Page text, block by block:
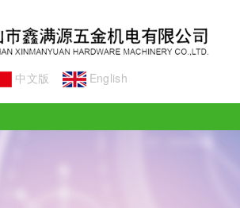
中文版 English
navigation